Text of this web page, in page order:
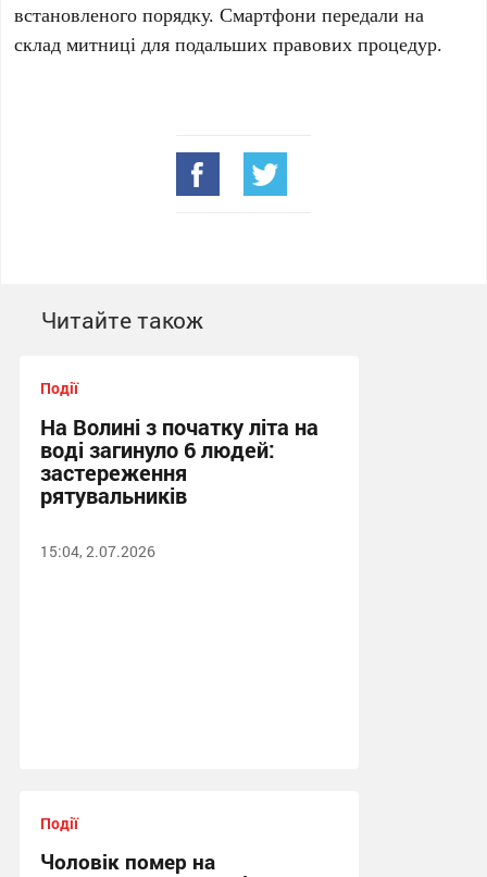
встановленого порядку. Смартфони передали на
склад митниці для подальших правових процедур.
Читайте також
Події
На Волині з початку літа на
воді загинуло 6 людей:
застереження
рятувальників
15:04, 2.07.2026
Події
Чоловік помер на